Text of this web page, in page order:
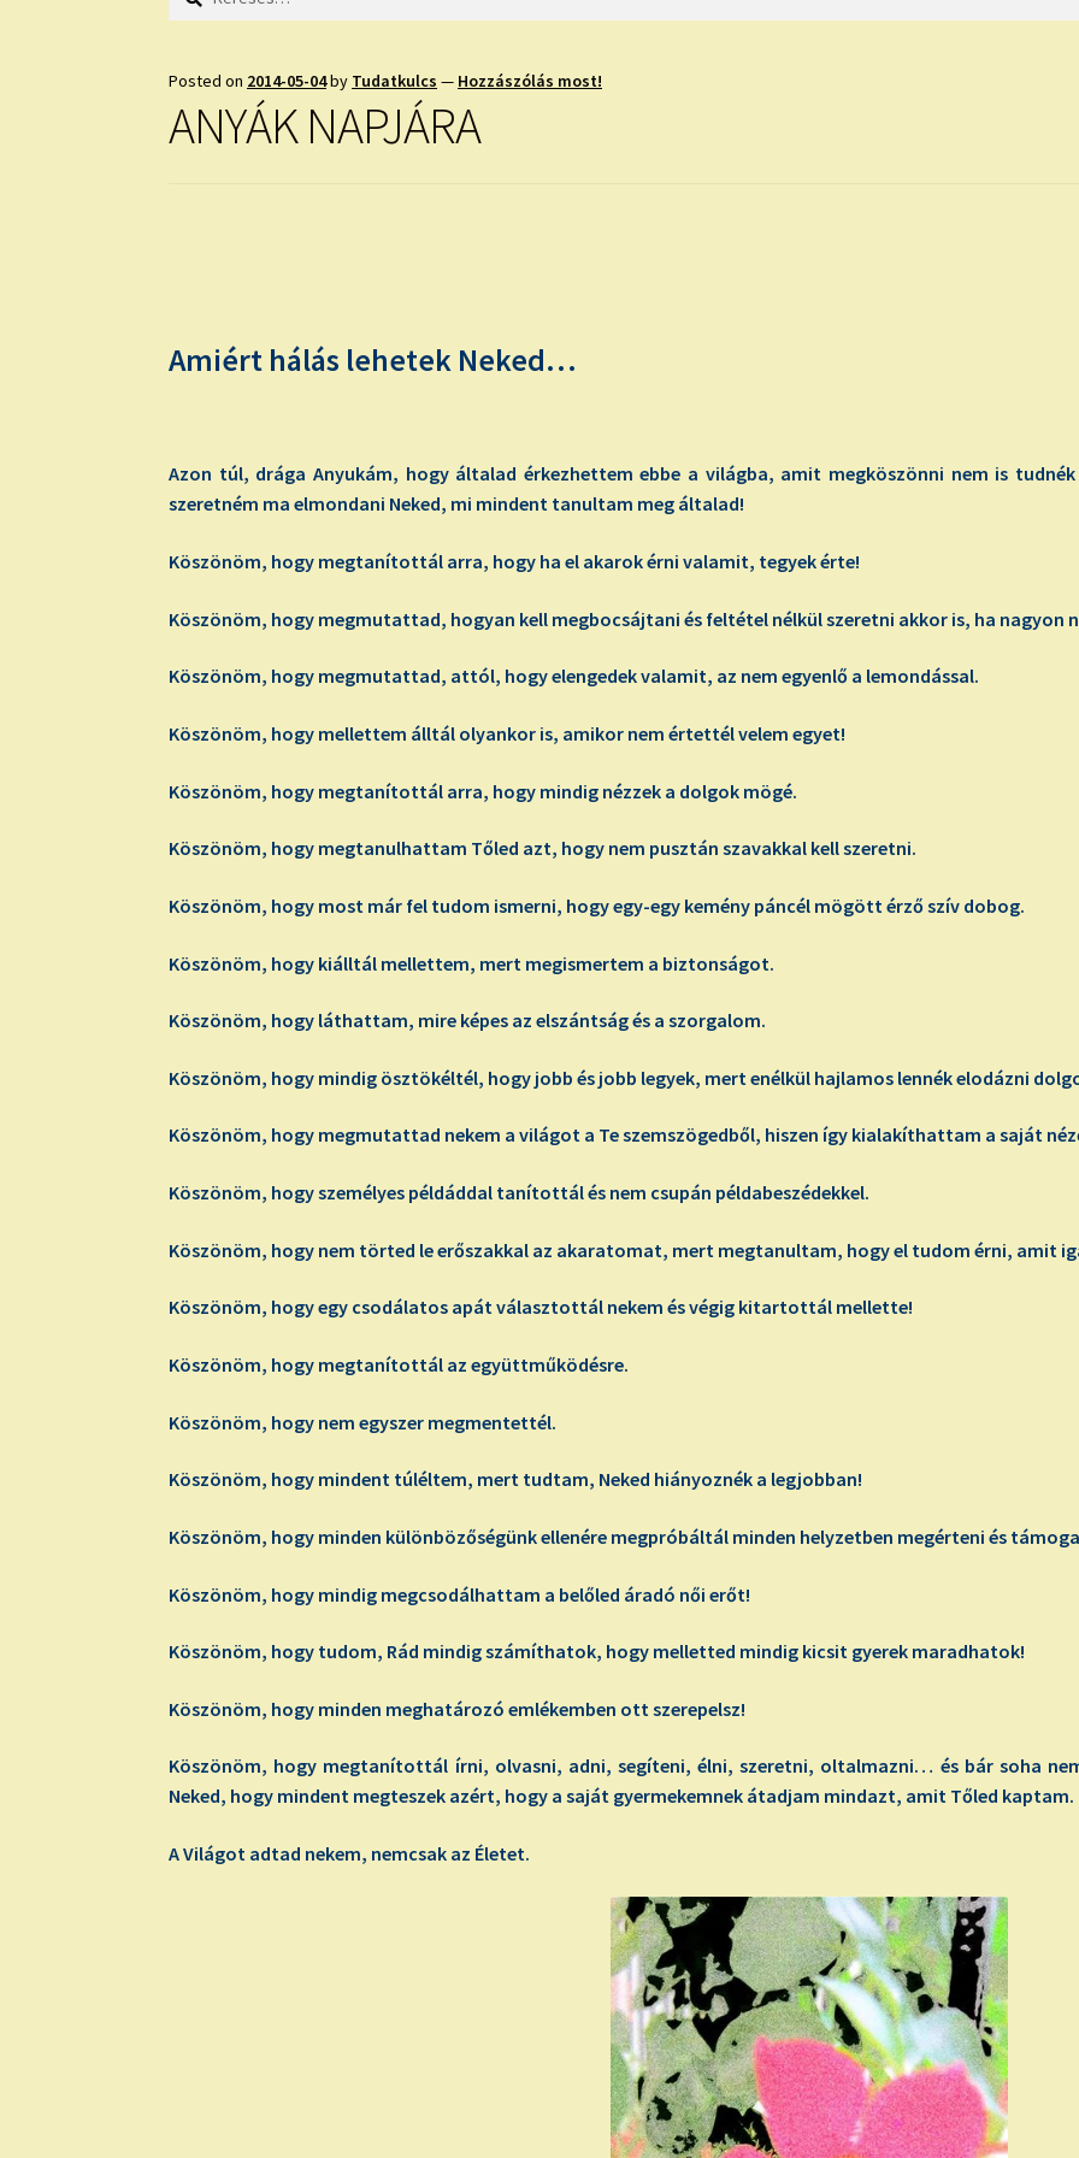
Posted on 2014-05-04by Tudatkulcs — Hozzászólás most!
ANYÁK NAPJÁRA
Amiért hálás lehetek Neked…
Azon túl, drága Anyukám, hogy általad érkezhettem ebbe a világba, amit megköszönni nem is
szeretném ma elmondani Neked, mi mindent tanultam meg általad!
Köszönöm, hogy megtanítottál arra, hogy ha el akarok érni valamit, tegyek érte!
Köszönöm, hogy megmutattad, hogyan kell megbocsájtani és feltétel nélkül szeretni akkor is, ha nagyon
Köszönöm, hogy megmutattad, attól, hogy elengedek valamit, az nem egyenlő a lemondással.
Köszönöm, hogy mellettem álltál olyankor is, amikor nem értettél velem egyet!
Köszönöm, hogy megtanítottál arra, hogy mindig nézzek a dolgok mögé.
Köszönöm, hogy megtanulhattam Tőled azt, hogy nem pusztán szavakkal kell szeretni.
Köszönöm, hogy most már fel tudom ismerni, hogy egy-egy kemény páncél mögött érző szív dobog.
Köszönöm, hogy kiálltál mellettem, mert megismertem a biztonságot.
Köszönöm, hogy láthattam, mire képes az elszántság és a szorgalom.
Köszönöm, hogy mindig ösztökéltél, hogy jobb és jobb legyek, mert enélkül hajlamos lennék elodázni
Köszönöm, hogy megmutattad nekem a világot a Te szemszögedből, hiszen így kialakíthattam a saját
Köszönöm, hogy személyes példáddal tanítottál és nem csupán példabeszédekkel.
Köszönöm, hogy nem törted le erőszakkal az akaratomat, mert megtanultam, hogy el tudom érni, amit
Köszönöm, hogy egy csodálatos apát választottál nekem és végig kitartottál mellette!
Köszönöm, hogy megtanítottál az együttműködésre.
Köszönöm, hogy nem egyszer megmentettél.
Köszönöm, hogy mindent túléltem, mert tudtam, Neked hiányoznék a legjobban!
Köszönöm, hogy minden különbözőségünk ellenére megpróbáltál minden helyzetben megérteni és
Köszönöm, hogy mindig megcsodálhattam a belőled áradó női erőt!
Köszönöm, hogy tudom, Rád mindig számíthatok, hogy melletted mindig kicsit gyerek maradhatok!
Köszönöm, hogy minden meghatározó emlékemben ott szerepelsz!
Köszönöm, hogy megtanítottál írni, olvasni, adni, segíteni, élni, szeretni, oltalmazni… és bár soha
Neked, hogy mindent megteszek azért, hogy a saját gyermekemnek átadjam mindazt, amit Tőled kaptam.
A Világot adtad nekem, nemcsak az Életet.